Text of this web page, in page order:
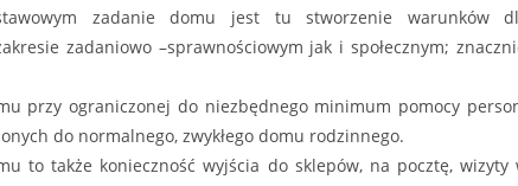
zadanie domu jest tu stworzenie warunków
zadaniowo –sprawnościowym jak i społecznym;
przy ograniczonej do niezbędnego minimum pomocy
do normalnego, zwykłego domu rodzinnego.
to także konieczność wyjścia do sklepów, na pocztę,